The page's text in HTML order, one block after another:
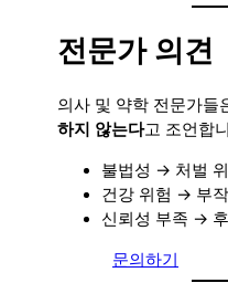
전문가 의견
의사 및 약학 전문가들
하지 않는다고 조언합
불법성 → 처벌
건강 위험 → 부
신뢰성 부족 →
문의하기